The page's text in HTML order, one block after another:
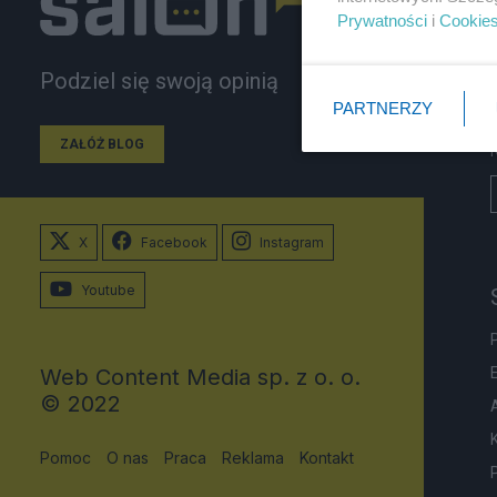
Podziel się swoją opinią
ZAŁÓŻ BLOG
X Facebook Instagram
Youtube
Web Content Media sp. z o. o.
© 2022
Pomoc O nas Praca Reklama Kontakt
Prywatności i Cookies
PARTNERZY